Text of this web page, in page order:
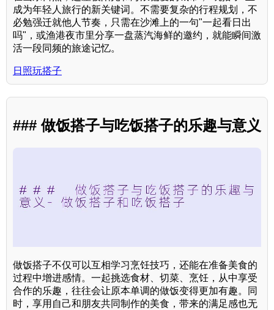
成为年轻人旅行的新关键词。不需要复杂的行程规划，不
必勉强迁就他人节奏，只需在沙滩上的一句"一起看日出
吗"，或渔港夜市里分享一盘蒸汽海鲜的邀约，就能瞬间激
活一段同频的旅途记忆。
日照玩搭子
### 做饭搭子与吃饭搭子的乐趣与意义
做饭搭子不仅可以互相学习烹饪技巧，还能在准备美食的
过程中增进感情。一起挑选食材、切菜、烹饪，从中享受
合作的乐趣，往往会让原本单调的做饭变得更加有趣。同
时，享用自己和朋友共同制作的美食，带来的满足感也无